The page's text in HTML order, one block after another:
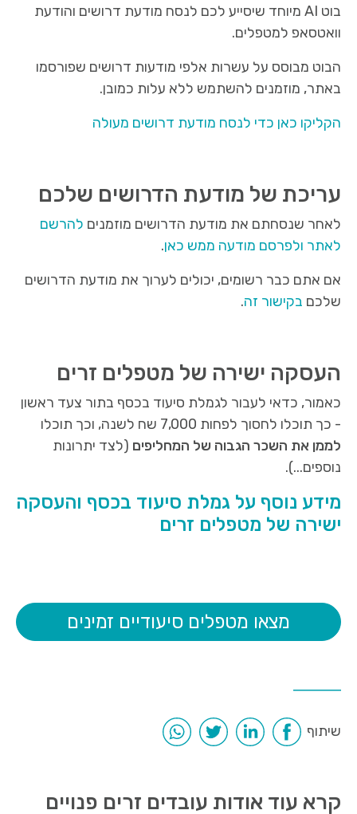
בוט AI מיוחד שיסייע לכם לנסח מודעת דרושים והודעת
וואטסאפ למטפלים.
הבוט מבוסס על עשרות אלפי מודעות דרושים שפורסמו
באתר, מוזמנים להשתמש ללא עלות כמובן.
הקליקו כאן כדי לנסח מודעת דרושים מעולה
עריכת של מודעת הדרושים שלכם
לאחר שנסחתם את מודעת הדרושים מוזמנים להרשם
לאתר ולפרסם מודעה ממש כאן.
אם אתם כבר רשומים, יכולים לערוך את מודעת הדרושים
שלכם בקישור זה.
העסקה ישירה של מטפלים זרים
כאמור, כדאי לעבור לגמלת סיעוד בכסף בתור צעד ראשון
- כך תוכלו לחסוך לפחות 7,000 שח לשנה, וכך תוכלו
לממן את השכר הגבוה של המחליפים (לצד יתרונות
נוספים...).
מידע נוסף על גמלת סיעוד בכסף והעסקה
ישירה של מטפלים זרים
מצאו מטפלים סיעודיים זמינים
שיתוף
קרא עוד אודות עובדים זרים פנויים